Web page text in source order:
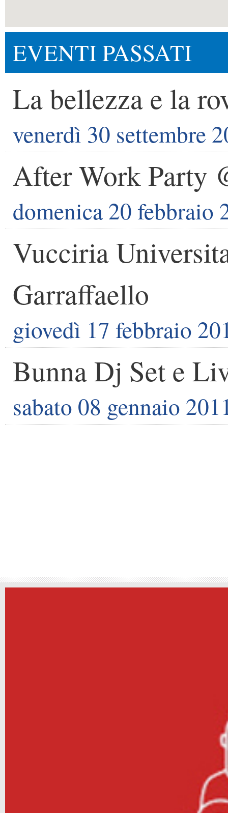
EVENTI PASSATI
La bellezza e la
venerdì 30 settembre
After Work Party
domenica 20 febbraio
Vucciria
Garraffaello
giovedì 17 febbraio
Bunna Dj Set e
sabato 08 gennaio